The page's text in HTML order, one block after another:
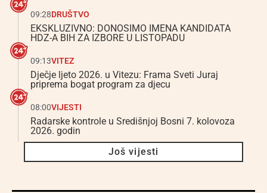
09:28DRUŠTVO
EKSKLUZIVNO: DONOSIMO IMENA KANDIDATA
HDZ-A BIH ZA IZBORE U LISTOPADU
09:13VITEZ
Dječje ljeto 2026. u Vitezu: Frama Sveti Juraj
priprema bogat program za djecu
08:00VIJESTI
Radarske kontrole u Središnjoj Bosni 7. kolovoza
2026. godin
Još vijesti